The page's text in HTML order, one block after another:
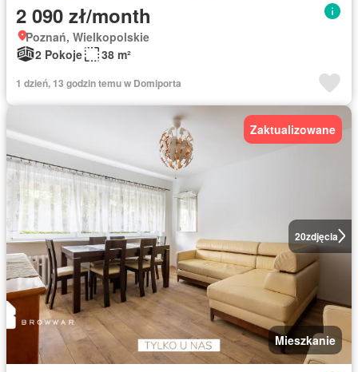
2 090 zł/month
Poznań, Wielkopolskie
2 Pokoje
38 m²
1 dzień, 13 godzin temu w Domiporta
20zdjęcia
Zaktualizowane
Mieszkanie